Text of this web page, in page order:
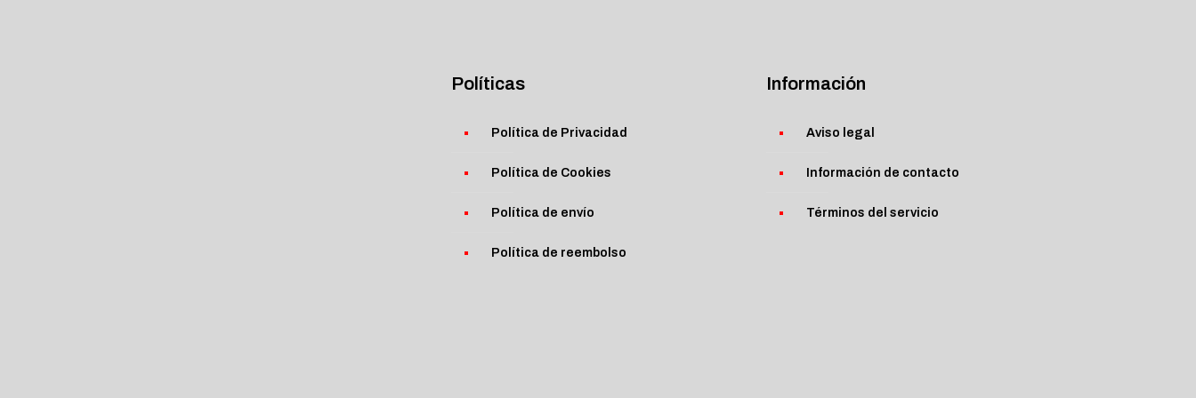
Políticas
Política de Privacidad
Política de Cookies
Política de envío
Política de reembolso
Información
Aviso legal
Información de contacto
Términos del servicio